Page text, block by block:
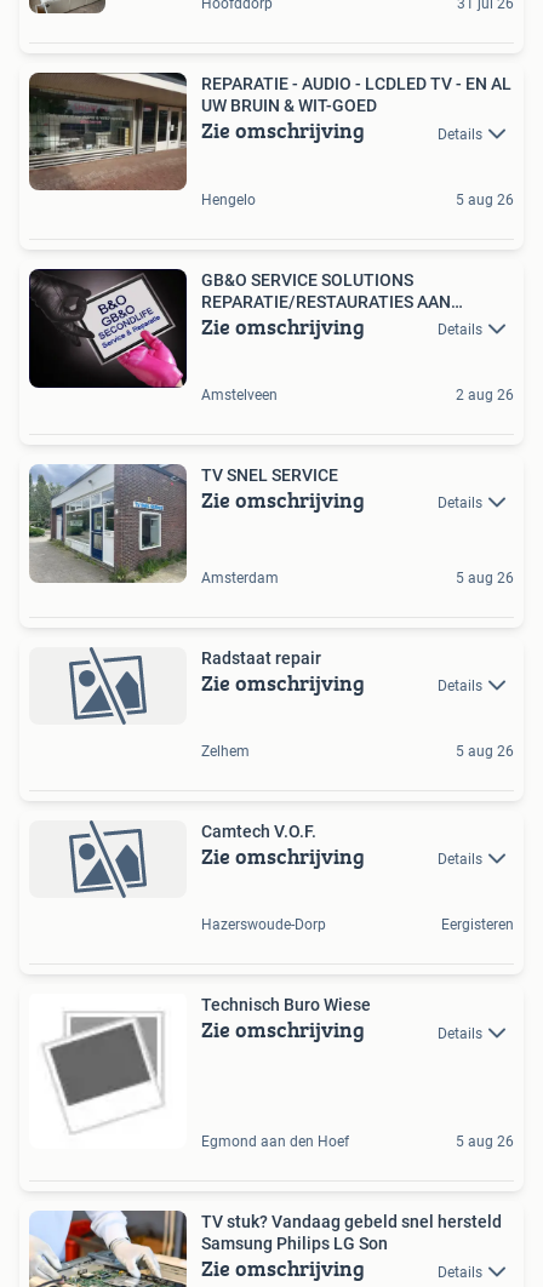
Hoofddorp 31 jul 26
REPARATIE - AUDIO - LCDLED TV - EN AL
UW BRUIN & WIT-GOED
Zie omschrijving Details
Hengelo 5 aug 26
GB&O SERVICE SOLUTIONS
REPARATIE/RESTAURATIES AAN
APPARATUUR
Zie omschrijving Details
Amstelveen 2 aug 26
TV SNEL SERVICE
Zie omschrijving Details
Amsterdam 5 aug 26
Radstaat repair
Zie omschrijving Details
Zelhem 5 aug 26
Camtech V.O.F.
Zie omschrijving Details
Hazerswoude-Dorp Eergisteren
Technisch Buro Wiese
Zie omschrijving Details
Egmond aan den Hoef 5 aug 26
TV stuk? Vandaag gebeld snel hersteld
Samsung Philips LG Son
Zie omschrijving Details